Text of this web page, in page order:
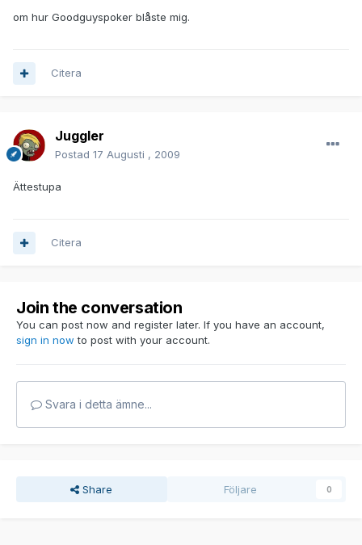
om hur Goodguyspoker blåste mig.
Citera
Juggler
Postad 17 Augusti , 2009
Ättestupa
Citera
Join the conversation
You can post now and register later. If you have an account,
sign in now to post with your account.
Svara i detta ämne...
Share Följare 0